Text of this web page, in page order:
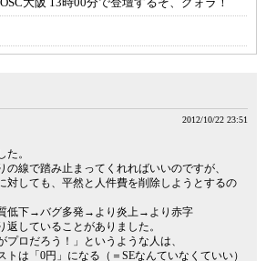
2012/10/22 23:51
。
の線で踏み止まってくれればいいのですが、
対しても、平然と人件費を削除しようとするの
低下→バグ多発→より炎上→より赤字
していることがありました。
プロだろう！」というような人は、
は「0円」になる（＝SEなんていなくていい）